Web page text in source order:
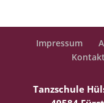
Impressum
Kontakt
Tanzschule